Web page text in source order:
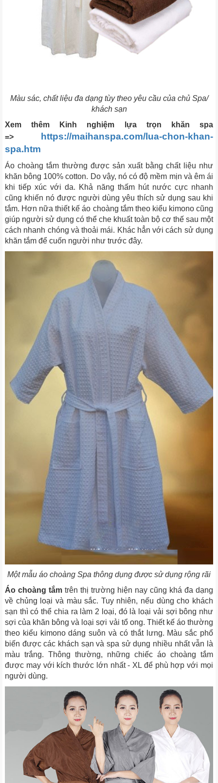
Màu sác, chất liệu đa dạng tùy theo yêu cầu của chủ Spa/
khách sạn
Xem thêm Kinh nghiệm lựa trọn khăn spa
=>
https://maihanspa.com/lua-chon-khan-
spa.htm
Áo choàng tắm thường được sản xuất bằng chất liệu như
khăn bông 100% cotton. Do vậy, nó có độ mềm mịn và êm ái
khi tiếp xúc với da. Khả năng thấm hút nước cực nhanh
cũng khiến nó được người dùng yêu thích sử dụng sau khi
tắm. Hơn nữa thiết kế áo choàng tắm theo kiểu kimono cũng
giúp người sử dụng có thể che khuất toàn bộ cơ thế sau một
cách nhanh chóng và thoải mái. Khác hẳn với cách sử dụng
khăn tắm để cuốn người như trước đây.
Một mẫu áo choàng Spa thông dụng được sử dụng rộng rãi
Áo choàng tắm trên thị trường hiện nay cũng khá đa dạng
về chủng loại và màu sắc. Tuy nhiên, nếu dùng cho khách
sạn thì có thể chia ra làm 2 loại, đó là loại vải sợi bông như
sợi của khăn bông và loại sợi vải tổ ong. Thiết kế áo thường
theo kiểu kimono dáng suôn và có thắt lưng. Màu sắc phổ
biến được các khách sạn và spa sử dụng nhiều nhất vẫn là
màu trắng. Thông thường, những chiếc áo choàng tắm
được may với kích thước lớn nhất - XL để phù hợp với mọi
người dùng.